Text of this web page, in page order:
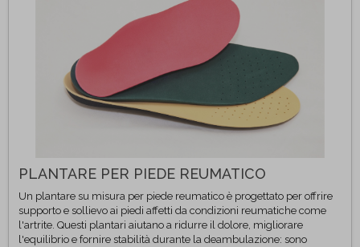
PLANTARE PER PIEDE REUMATICO
Un plantare su misura per piede reumatico è progettato per offrire
supporto e sollievo ai piedi affetti da condizioni reumatiche come
l'artrite. Questi plantari aiutano a ridurre il dolore, migliorare
l'equilibrio e fornire stabilità durante la deambulazione: sono